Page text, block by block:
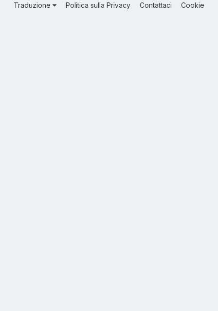
Traduzione Politica sulla Privacy Contattaci Cookie